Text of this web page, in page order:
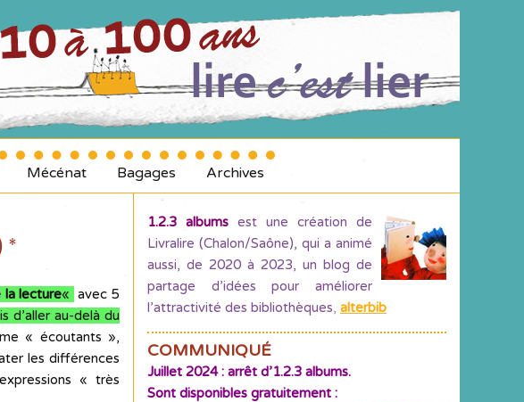
Mécénat Bagages Archives
*
la lecture« avec 5
d’aller au-delà du
« écoutants »,
les différences
« très
1.2.3 albums est une création de
Livralire (Chalon/Saône), qui a animé
aussi, de 2020 à 2023, un blog de
partage d’idées pour améliorer
l’attractivité des bibliothèques, alterbib
COMMUNIQUÉ
Juillet 2024 : arrêt d’1.2.3 albums.
Sont disponibles gratuitement :